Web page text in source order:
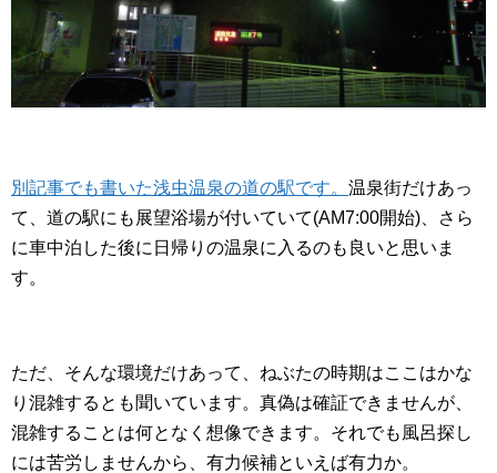
別記事でも書いた浅虫温泉の道の駅です。 温泉街だけあっ
て、道の駅にも展望浴場が付いていて(AM7:00開始)、さら
に車中泊した後に日帰りの温泉に入るのも良いと思いま
す。
ただ、そんな環境だけあって、ねぶたの時期はここはかな
り混雑するとも聞いています。真偽は確証できませんが、
混雑することは何となく想像できます。それでも風呂探し
には苦労しませんから、有力候補といえば有力か。